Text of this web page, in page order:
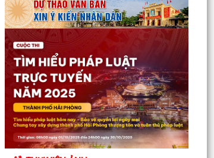
Cát Hải triển khai đợt cao điểm "90 ngày tăng
tốc - về đích khám sức khỏe toàn dân năm
2026"
Cảnh giác với hình thức quảng bá trá hình các
trang cá cược trực tuyến
Lung linh những ngọn nến tri ân tại Nghĩa trang
Liệt sĩ Đặc khu Cát Hải
Bệnh viện Mắt Hà Nội – Hải Phòng đồng hành tri
ân người có công tại Đặc khu Cát Hải